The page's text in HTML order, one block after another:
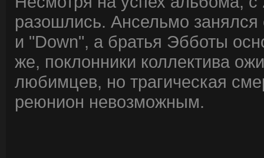
разошлись. Ансельмо
и "Down", а братья Эбботы
же, поклонники коллектива
любимцев, но трагическая
реюнион невозможным.